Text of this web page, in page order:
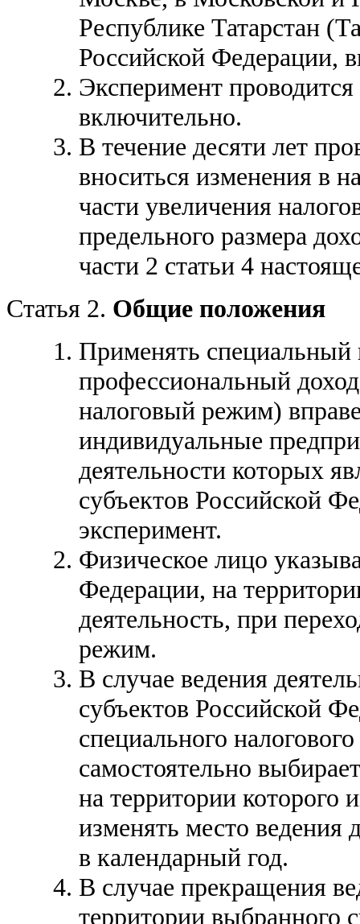
Республике Татарстан
Российской Федерации,
Эксперимент
включительно.
В течение десяти лет
вноситься изменения в
части увеличения
предельного размера
части 2 статьи 4
Статья 2. Общие положения
Применять
профессиональный
налоговый режим)
индивидуальные
деятельности которых
субъектов Российской
эксперимент.
Физическое лицо
Федерации, на
деятельность, при
режим.
В случае ведения
субъектов Российской
специального
самостоятельно
на территории которого
изменять место ведения
в календарный год.
В случае прекращения
территории выбранного